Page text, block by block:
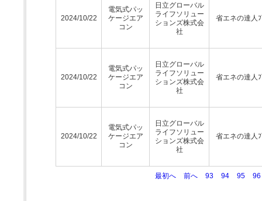
2024/10/22
電気式パッ
ケージエア
コン
日立グローバル
ライフソリュー
ションズ株式会
社
省エネの達人ﾌ
2024/10/22
電気式パッ
ケージエア
コン
日立グローバル
ライフソリュー
ションズ株式会
社
省エネの達人ﾌ
2024/10/22
電気式パッ
ケージエア
コン
日立グローバル
ライフソリュー
ションズ株式会
社
省エネの達人ﾌ
最初へ 前へ 93 94 95 96